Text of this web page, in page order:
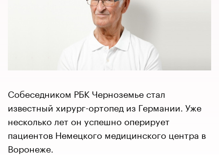
Собеседником РБК Черноземье стал
известный хирург-ортопед из Германии. Уже
несколько лет он успешно оперирует
пациентов Немецкого медицинского центра в
Воронеже.